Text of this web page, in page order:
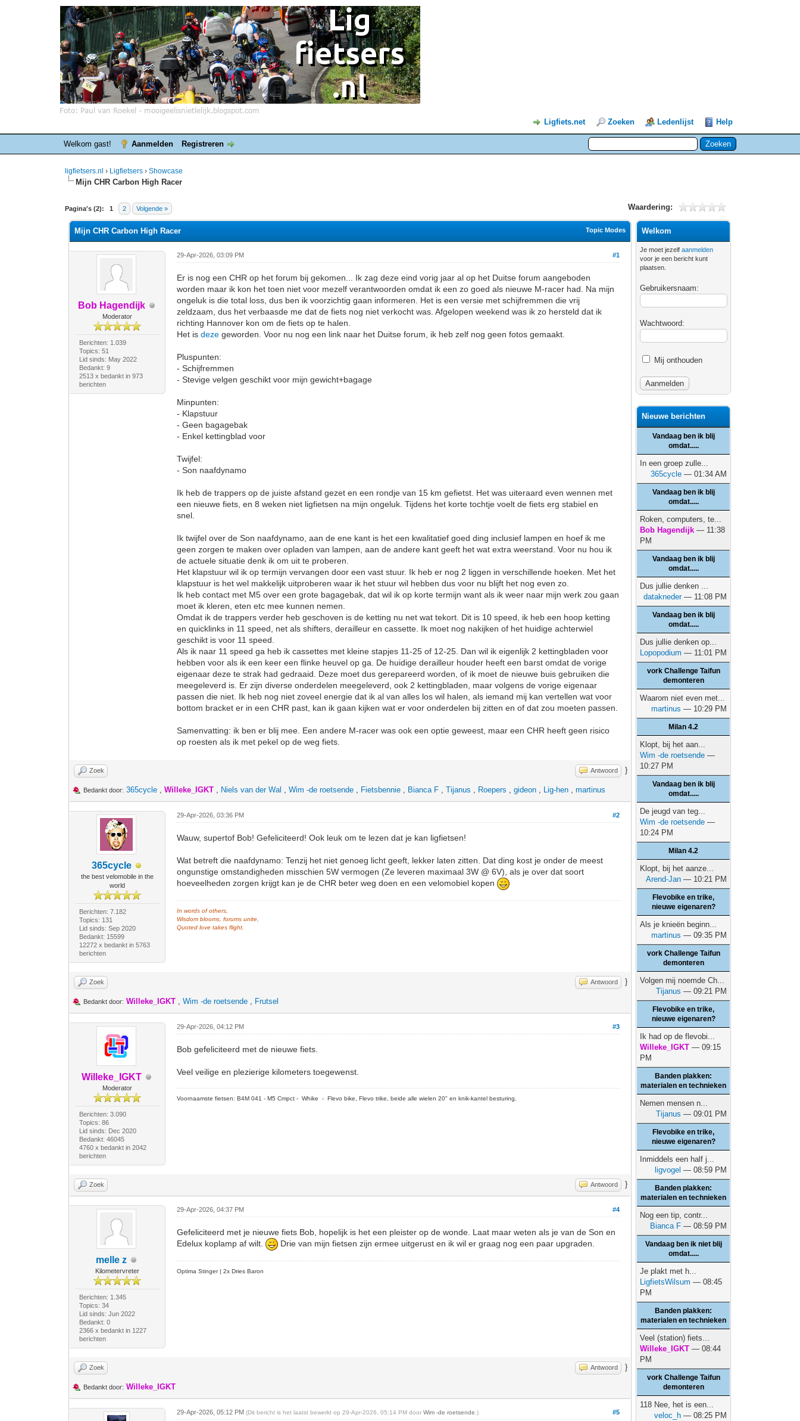
Ligfiets.net Zoeken Ledenlijst Help
Welkom gast! Aanmelden Registreren
ligfietsers.nl › Ligfietsers ›Showcase
Mijn CHR Carbon High Racer
Pagina's (2): 1 2 Volgende » Waardering:
0 stemmen - gemiddelde waardering is 0
1
2
3
4
5
Topic Modes
Mijn CHR Carbon High Racer
Bob Hagendijk
Moderator
Berichten: 1.039
Topics: 51
Lid sinds: May 2022
Bedankt: 9
2513 x bedankt in 973
berichten
#1
29-Apr-2026, 03:09 PM
Er is nog een CHR op het forum bij gekomen... Ik zag deze eind vorig jaar al op het Duitse forum aangeboden
worden maar ik kon het toen niet voor mezelf verantwoorden omdat ik een zo goed als nieuwe M-racer had. Na mijn
ongeluk is die total loss, dus ben ik voorzichtig gaan informeren. Het is een versie met schijfremmen die vrij
zeldzaam, dus het verbaasde me dat de fiets nog niet verkocht was. Afgelopen weekend was ik zo hersteld dat ik
richting Hannover kon om de fiets op te halen.
Het isdeze geworden. Voor nu nog een link naar het Duitse forum, ik heb zelf nog geen fotos gemaakt.
Pluspunten:
- Schijfremmen
- Stevige velgen geschikt voor mijn gewicht+bagage
Minpunten:
- Klapstuur
- Geen bagagebak
- Enkel kettingblad voor
Twijfel:
- Son naafdynamo
Ik heb de trappers op de juiste afstand gezet en een rondje van 15 km gefietst. Het was uiteraard even wennen met
een nieuwe fiets, en 8 weken niet ligfietsen na mijn ongeluk. Tijdens het korte tochtje voelt de fiets erg stabiel en
snel.
Ik twijfel over de Son naafdynamo, aan de ene kant is het een kwalitatief goed ding inclusief lampen en hoef ik me
geen zorgen te maken over opladen van lampen, aan de andere kant geeft het wat extra weerstand. Voor nu hou ik
de actuele situatie denk ik om uit te proberen.
Het klapstuur wil ik op termijn vervangen door een vast stuur. Ik heb er nog 2 liggen in verschillende hoeken. Met het
klapstuur is het wel makkelijk uitproberen waar ik het stuur wil hebben dus voor nu blijft het nog even zo.
Ik heb contact met M5 over een grote bagagebak, dat wil ik op korte termijn want als ik weer naar mijn werk zou gaan
moet ik kleren, eten etc mee kunnen nemen.
Omdat ik de trappers verder heb geschoven is de ketting nu net wat tekort. Dit is 10 speed, ik heb een hoop ketting
en quicklinks in 11 speed, net als shifters, derailleur en cassette. Ik moet nog nakijken of het huidige achterwiel
geschikt is voor 11 speed.
Als ik naar 11 speed ga heb ik cassettes met kleine stapjes 11-25 of 12-25. Dan wil ik eigenlijk 2 kettingbladen voor
hebben voor als ik een keer een flinke heuvel op ga. De huidige derailleur houder heeft een barst omdat de vorige
eigenaar deze te strak had gedraaid. Deze moet dus gerepareerd worden, of ik moet de nieuwe buis gebruiken die
meegeleverd is. Er zijn diverse onderdelen meegeleverd, ook 2 kettingbladen, maar volgens de vorige eigenaar
passen die niet. Ik heb nog niet zoveel energie dat ik al van alles los wil halen, als iemand mij kan vertellen wat voor
bottom bracket er in een CHR past, kan ik gaan kijken wat er voor onderdelen bij zitten en of dat zou moeten passen.
Samenvatting: ik ben er blij mee. Een andere M-racer was ook een optie geweest, maar een CHR heeft geen risico
op roesten als ik met pekel op de weg fiets.
Zoek Antwoord }
Bedankt door: 365cycle ,Willeke_IGKT , Niels van der Wal ,Wim -de roetsende , Fietsbennie , Bianca F ,Tijanus , Roepers ,gideon , Lig-hen ,martinus
365cycle
the best velomobile in the
world
Berichten: 7.182
Topics: 131
Lid sinds: Sep 2020
Bedankt: 15599
12272 x bedankt in 5763
berichten
#2
29-Apr-2026, 03:36 PM
Wauw, supertof Bob! Gefeliciteerd! Ook leuk om te lezen dat je kan ligfietsen!
Wat betreft die naafdynamo: Tenzij het niet genoeg licht geeft, lekker laten zitten. Dat ding kost je onder de meest
ongunstige omstandigheden misschien 5W vermogen (Ze leveren maximaal 3W @ 6V), als je over dat soort
hoeveelheden zorgen krijgt kan je de CHR beter weg doen en een velomobiel kopen
In words of others,
Wisdom blooms, forums unite,
Quoted love takes flight.
Zoek Antwoord }
Bedankt door: Willeke_IGKT ,Wim -de roetsende , Frutsel
Willeke_IGKT
Moderator
Berichten: 3.090
Topics: 86
Lid sinds: Dec 2020
Bedankt: 46045
4760 x bedankt in 2042
berichten
#3
29-Apr-2026, 04:12 PM
Bob gefeliciteerd met de nieuwe fiets.
Veel veilige en plezierige kilometers toegewenst.
Voornaamste fietsen: B4M 041 - M5 Cmpct - Whike - Flevo bike, Flevo trike, beide alle wielen 20" en knik-kantel besturing,
Zoek Antwoord }
melle z
Kilometervreter
Berichten: 1.345
Topics: 34
Lid sinds: Jun 2022
Bedankt: 0
2366 x bedankt in 1227
berichten
#4
29-Apr-2026, 04:37 PM
Gefeliciteerd met je nieuwe fiets Bob, hopelijk is het een pleister op de wonde. Laat maar weten als je van de Son en
Edelux koplamp af wilt.
Drie van mijn fietsen zijn ermee uitgerust en ik wil er graag nog een paar upgraden.
Optima Stinger |2x Dries Baron
Zoek Antwoord }
Bedankt door: Willeke_IGKT
#5
29-Apr-2026, 05:12 PM(Dit bericht is het laatst bewerkt op 29-Apr-2026, 05:14 PM doorWim -de roetsende .)
Welkom
Je moet jezelfaanmelden
voor je een bericht kunt
plaatsen.
Gebruikersnaam:
Wachtwoord:
Mij onthouden
Nieuwe berichten
Vandaag ben ik blij
omdat.....
In een groep zulle...
365cycle — 01:34 AM
Vandaag ben ik blij
omdat.....
Roken, computers, te...
Bob Hagendijk — 11:38
PM
Vandaag ben ik blij
omdat.....
Dus jullie denken ...
datakneder— 11:08 PM
Vandaag ben ik blij
omdat.....
Dus jullie denken op...
Lopopodium — 11:01 PM
vork Challenge Taifun
demonteren
Waarom niet even met...
martinus — 10:29 PM
Milan 4.2
Klopt, bij het aan...
Wim -de roetsende —
10:27 PM
Vandaag ben ik blij
omdat.....
De jeugd van teg...
Wim -de roetsende —
10:24 PM
Milan 4.2
Klopt, bij het aanze...
Arend-Jan — 10:21 PM
Flevobike en trike,
nieuwe eigenaren?
Als je knieën beginn...
martinus — 09:35 PM
vork Challenge Taifun
demonteren
Volgen mij noemde Ch...
Tijanus — 09:21 PM
Flevobike en trike,
nieuwe eigenaren?
Ik had op de flevobi...
Willeke_IGKT — 09:15
PM
Banden plakken:
materialen en technieken
Nemen mensen n...
Tijanus — 09:01 PM
Flevobike en trike,
nieuwe eigenaren?
Inmiddels een half j...
ligvogel — 08:59 PM
Banden plakken:
materialen en technieken
Nog een tip, contr...
Bianca F — 08:59 PM
Vandaag ben ik niet blij
omdat.....
Je plakt met h...
LigfietsWilsum — 08:45
PM
Banden plakken:
materialen en technieken
Veel (station) fiets...
Willeke_IGKT — 08:44
PM
vork Challenge Taifun
demonteren
118 Nee, het is een...
veloc_h — 08:25 PM